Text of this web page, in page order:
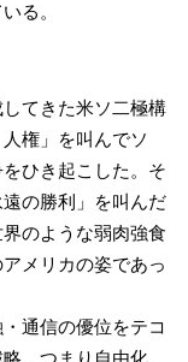
る。
てきた米ソ二極構
権」を叫んでソ
ひき起こした。そ
の勝利」を叫んだ
のような弱肉強食
メリカの姿であっ
通信の優位をテコ
、つまり自由化、